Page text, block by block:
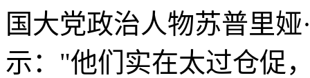
国大党政治人物苏普里
示："他们实在太过仓促